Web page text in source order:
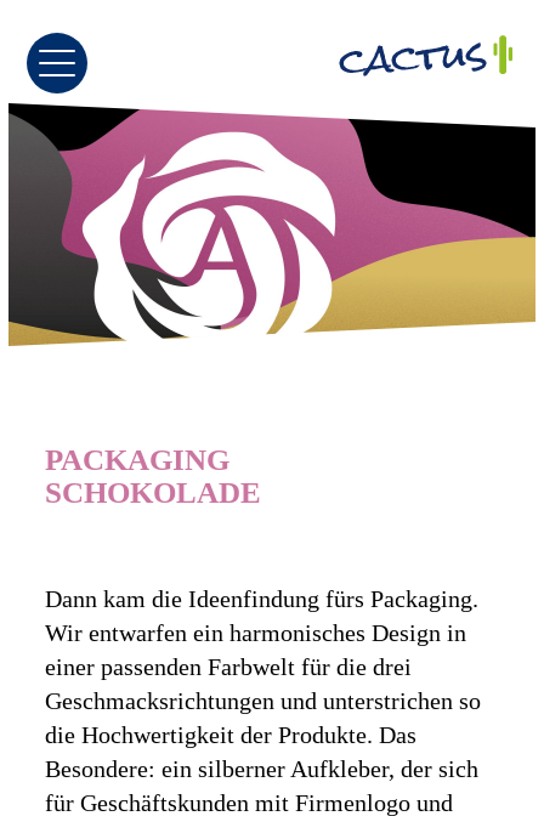
PACKAGING
SCHOKOLADE
Dann kam die Ideenfindung fürs Packaging.
Wir entwarfen ein harmonisches Design in
einer passenden Farbwelt für die drei
Geschmacksrichtungen und unterstrichen so
die Hochwertigkeit der Produkte. Das
Besondere: ein silberner Aufkleber, der sich
für Geschäftskunden mit Firmenlogo und